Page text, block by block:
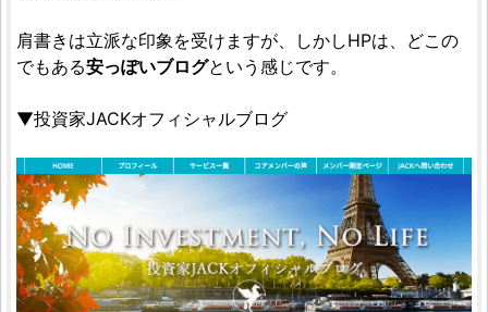
肩書きは立派な印象を受けますが、しかしHPは、どこの
でもある安っぽいブログという感じです。
▼投資家JACKオフィシャルブログ